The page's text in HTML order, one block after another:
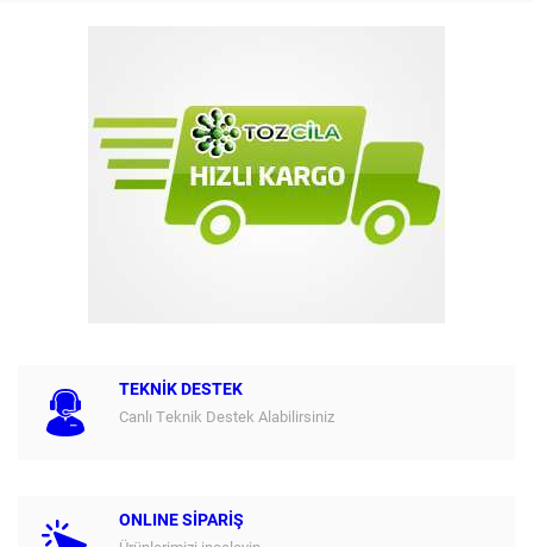
TEKNİK DESTEK
Canlı Teknik Destek Alabilirsiniz
ONLINE SİPARİŞ